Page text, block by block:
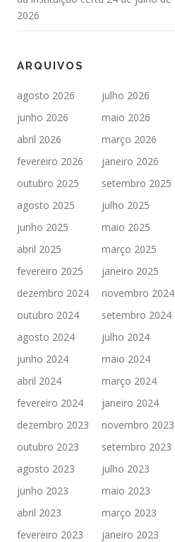
2026
ARQUIVOS
agosto 2026
julho 2026
junho 2026
maio 2026
abril 2026
março 2026
fevereiro 2026
janeiro 2026
outubro 2025
setembro 2025
agosto 2025
julho 2025
junho 2025
maio 2025
abril 2025
março 2025
fevereiro 2025
janeiro 2025
dezembro 2024
novembro 2024
outubro 2024
setembro 2024
agosto 2024
julho 2024
junho 2024
maio 2024
abril 2024
março 2024
fevereiro 2024
janeiro 2024
dezembro 2023
novembro 2023
outubro 2023
setembro 2023
agosto 2023
julho 2023
junho 2023
maio 2023
abril 2023
março 2023
fevereiro 2023
janeiro 2023